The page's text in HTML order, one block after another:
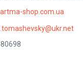
shop.com.ua